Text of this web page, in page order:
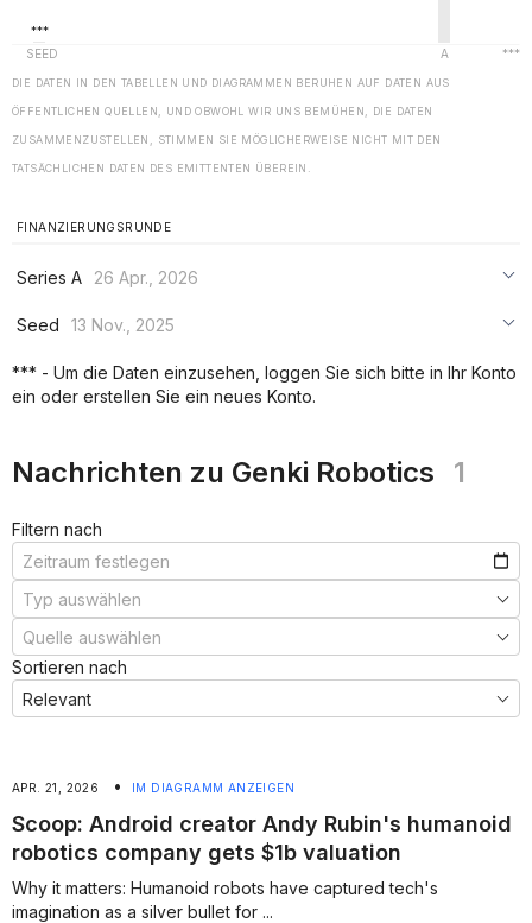
DIE DATEN IN DEN TABELLEN UND DIAGRAMMEN BERUHEN AUF DATEN AUS
ÖFFENTLICHEN QUELLEN, UND OBWOHL WIR UNS BEMÜHEN, DIE DATEN
ZUSAMMENZUSTELLEN, STIMMEN SIE MÖGLICHERWEISE NICHT MIT DEN
TATSÄCHLICHEN DATEN DES EMITTENTEN ÜBEREIN.
FINANZIERUNGSRUNDE
Series A
26 Apr., 2026
***
Seed
13 Nov., 2025
***
*** - Um die Daten einzusehen, loggen Sie sich bitte in Ihr Konto
ein oder erstellen Sie ein neues Konto.
Nachrichten zu Genki Robotics 1
Filtern nach
Sortieren nach
APR. 21, 2026 • IM DIAGRAMM ANZEIGEN
Scoop: Android creator Andy Rubin's humanoid
robotics company gets $1b valuation
Why it matters: Humanoid robots have captured tech's
imagination as a silver bullet for ...